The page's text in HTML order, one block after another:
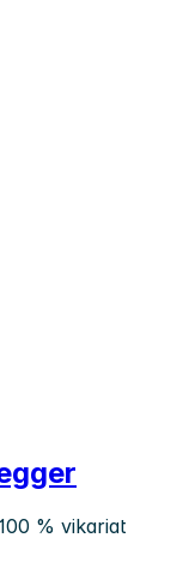
% vikariat